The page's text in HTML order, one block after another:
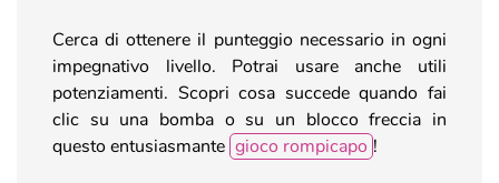
Cerca di ottenere il punteggio necessario in ogni
impegnativo livello. Potrai usare anche utili
potenziamenti. Scopri cosa succede quando fai
clic su una bomba o su un blocco freccia in
questo entusiasmante gioco rompicapo !